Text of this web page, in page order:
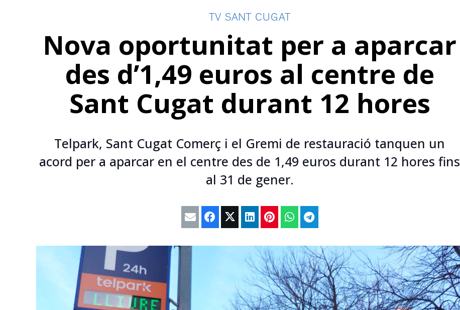
TV SANT CUGAT
Nova oportunitat per a aparcar
des d’1,49 euros al centre de
Sant Cugat durant 12 hores
Telpark, Sant Cugat Comerç i el Gremi de restauració tanquen un
acord per a aparcar en el centre des de 1,49 euros durant 12 hores fins
al 31 de gener.